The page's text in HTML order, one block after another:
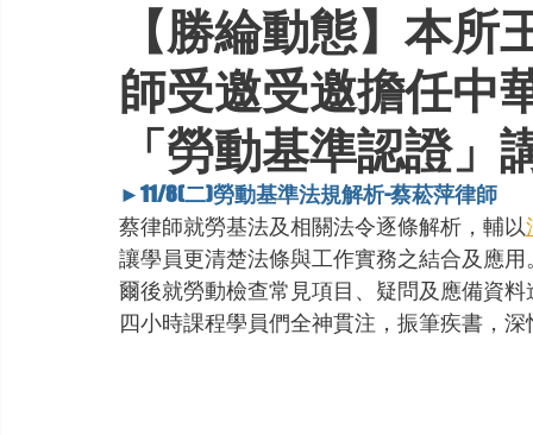
【勝綸動態】本
師受邀受邀擔任中
「勞動基準認證
►11/8(二)勞動基準法規解析-蔡菘萍律師
蔡律師就勞基法及相關法令逐條解析，輔以
讓學員更清楚法條與工作實務之結合及應用
爾後就勞動檢查常見項目、疑問及應備資
四小時課程學員們全神貫注，振筆疾書，